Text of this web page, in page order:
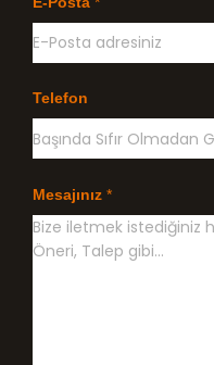
c
e
i
lTelefon
Mesajınız *